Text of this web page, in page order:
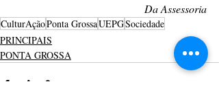
Da Assessoria
CulturAçãoPonta GrossaUEPGSociedade
PRINCIPAIS
PONTA GROSSA